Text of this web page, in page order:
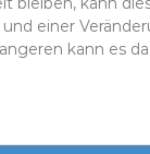
einer
kann es